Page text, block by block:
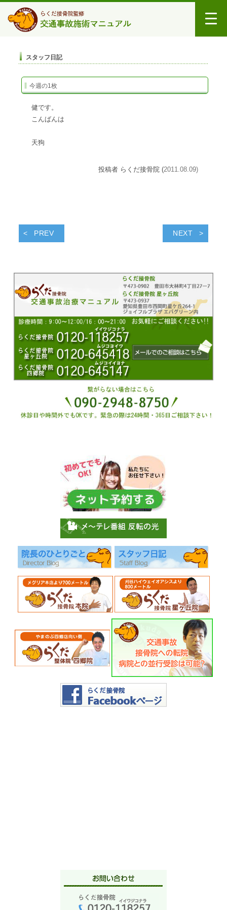
スタッフ日記
今週の1枚
健です。
こんばんは
天狗
投稿者 らくだ接骨院 (2011.08.09)
PREV NEXT